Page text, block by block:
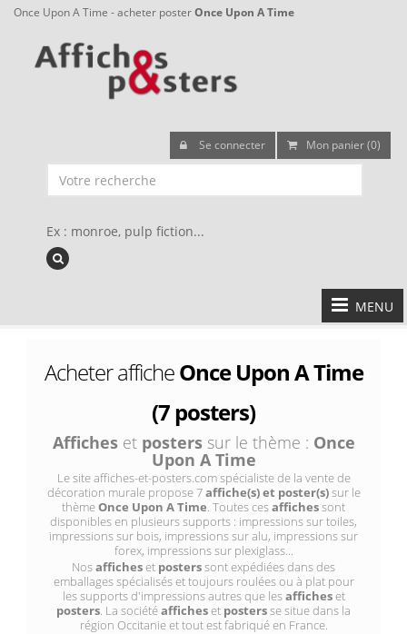
Once Upon A Time - acheter posterOnce Upon A Time
Se connecter Mon panier (0)
Ex : monroe, pulp fiction...
MENU
Acheter afficheOnce Upon A Time
(7 posters)
Afficheset posterssur le thème : Once
Upon A Time
Le site affiches-et-posters.com spécialiste de la vente de
décoration murale propose 7affiche(s) et poster(s)sur le
thèmeOnce Upon A Time. Toutes cesaffichessont
disponibles en plusieurs supports : impressions sur toiles,
impressions sur bois, impressions sur alu, impressions sur
forex, impressions sur plexiglass...
Nosafficheset posterssont expédiées dans des
emballages spécialisés et toujours roulées ou à plat pour
les supports d'impressions autres que lesafficheset
posters. La sociétéafficheset postersse situe dans la
région Occitanie et tout est fabriqué en France.